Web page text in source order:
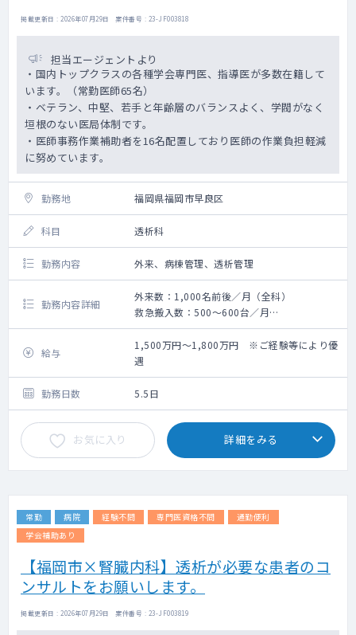
掲載更新日 : 2026年07月29日 案件番号 : 23-JF003818
担当エージェントより
・国内トップクラスの各種学会専門医、指導医が多数在籍して
います。（常勤医師65名）
・ベテラン、中堅、若手と年齢層のバランスよく、学閥がなく
垣根のない医局体制です。
・医師事務作業補助者を16名配置しており医師の作業負担軽減
に努めています。
勤務地 福岡県福岡市早良区
科目 透析科
勤務内容 外来、病棟管理、透析管理
勤務内容詳細
外来数：1,000名前後／月（全科）
救急搬入数：500～600台／月
手術数：100～120件／月（外科系全て）
給与
1,500万円～1,800万円 ※ご経験等により優
遇
勤務日数 5.5日
お気に入り 詳細をみる
常勤 病院 経験不問 専門医資格不問
通勤便利
学会補助あり
【福岡市×腎臓内科】透析が必要な患者のコ
ンサルトをお願いします。
掲載更新日 : 2026年07月29日 案件番号 : 23-JF003819